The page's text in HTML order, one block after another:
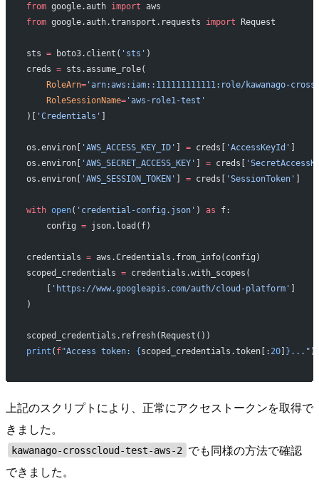
from google.auth import aws
from google.auth.transport.requests import Request
sts = boto3.client( 'sts' )
creds = sts.assume_role(
    RoleArn
='arn:aws:iam::111111111111:role/kawanago-
    RoleSessionName
='aws-role1-test'
)[
'Credentials'
os.environ[ 'AWS_ACCESS_KEY_ID' = creds[ 'AccessKeyId'
os.environ[
'AWS_SECRET_ACCESS_KEY' = creds[
os.environ[
'AWS_SESSION_TOKEN' = creds[ 'SessionToken'
with open( 'credential-config.json' ) as f:
    config
= json.load(f)
credentials = aws.Credentials.from_info(config)
scoped_credentials = credentials.with_scopes(
'https://www.googleapis.com/auth/cloud-platform'
)
scoped_credentials.refresh(Request())
print ( f"Access token: { scoped_credentials.token[: 20] } ..." )
上記のスクリプトにより、正常にアクセストークンを取得で
きました。
kawanago-crosscloud-test-aws-2
でも同様の方法で確認
できました。